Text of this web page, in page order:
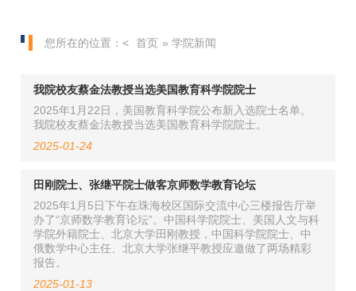
您所在的位置：< 首页 » 学院新闻
我院校友蔡金法教授当选美国教育科学院院士
2025年1月22日，美国教育科学院公布新入选院士名单。
我院校友蔡金法教授当选美国教育科学院院士。
2025-01-24
田刚院士、张继平院士做客京师数学教育论坛
2025年1月5日下午在珠海校区国际交流中心三楼报告厅举
办了“京师数学教育论坛”。中国科学院院士、美国人文与科
学院外籍院士、北京大学田刚教授，中国科学院院士、中
俄数学中心主任、北京大学张继平教授应邀做了两场精彩
报告。
2025-01-13